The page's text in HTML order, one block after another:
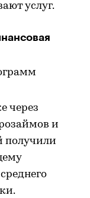
услуг.
через
и
получили